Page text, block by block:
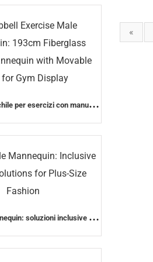
per esercizi con manubri:
soluzioni inclusive per
«